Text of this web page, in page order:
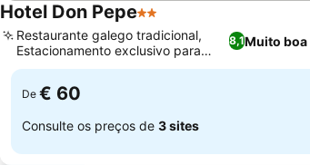
Hotel Don Pepe2 Estrelas
8,1Muito boa
Restaurante galego tradicional,
Estacionamento exclusivo para
clientes
De € 60
Consulte os preços de 3 sites